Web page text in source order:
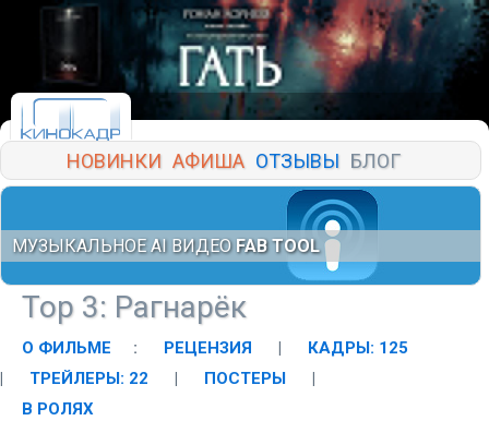
НОВИНКИ АФИША ОТЗЫВЫ БЛОГ
МУЗЫКАЛЬНОЕ AI ВИДЕО FAB TOOL
Тор 3: Рагнарёк
О ФИЛЬМЕ : РЕЦЕНЗИЯ |
КАДРЫ: 125
|
ТРЕЙЛЕРЫ: 22 | ПОСТЕРЫ
|
В РОЛЯХ